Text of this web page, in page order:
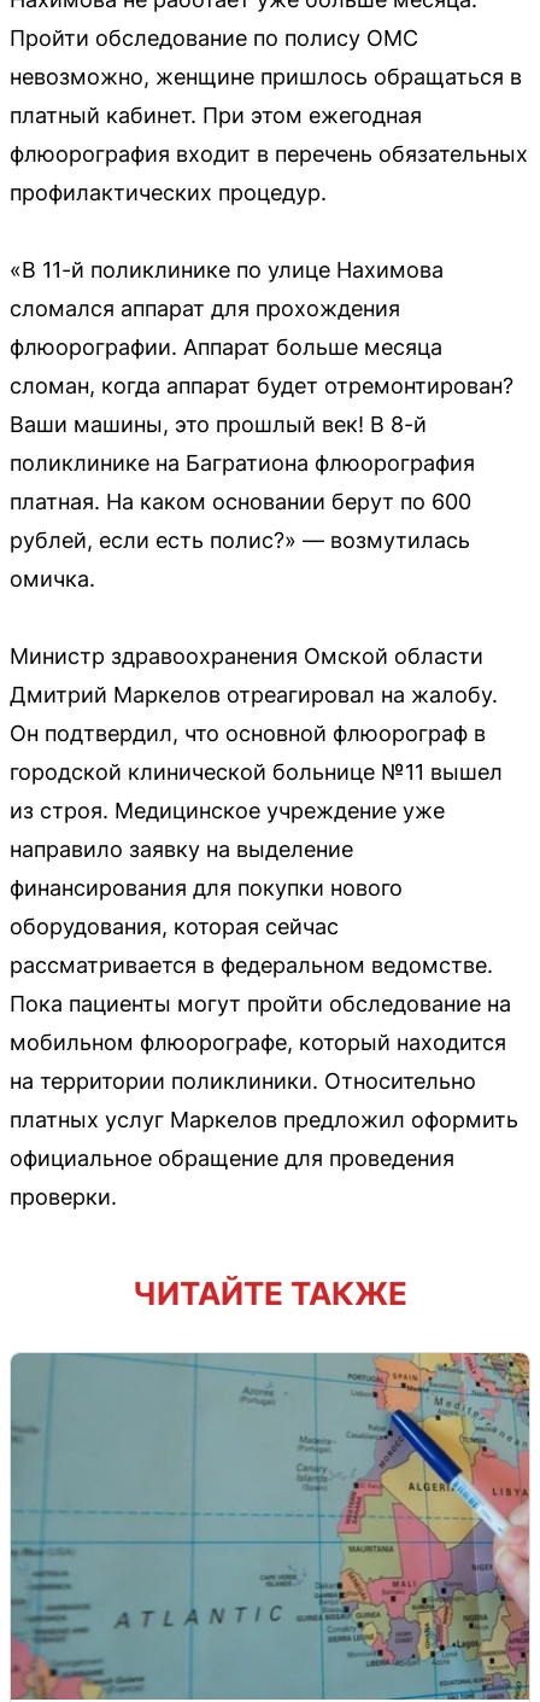
Пройти обследование по полису ОМС
невозможно, женщине пришлось обращаться в
платный кабинет. При этом ежегодная
флюорография входит в перечень обязательных
профилактических процедур.
«В 11-й поликлинике по улице Нахимова
сломался аппарат для прохождения
флюорографии. Аппарат больше месяца
сломан, когда аппарат будет отремонтирован?
Ваши машины, это прошлый век! В 8-й
поликлинике на Багратиона флюорография
платная. На каком основании берут по 600
рублей, если есть полис?» — возмутилась
омичка.
Министр здравоохранения Омской области
Дмитрий Маркелов отреагировал на жалобу.
Он подтвердил, что основной флюорограф в
городской клинической больнице №11 вышел
из строя. Медицинское учреждение уже
направило заявку на выделение
финансирования для покупки нового
оборудования, которая сейчас
рассматривается в федеральном ведомстве.
Пока пациенты могут пройти обследование на
мобильном флюорографе, который находится
на территории поликлиники. Относительно
платных услуг Маркелов предложил оформить
официальное обращение для проведения
проверки.
ЧИТАЙТЕ ТАКЖЕ